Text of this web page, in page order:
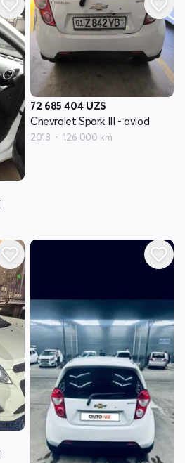
72 685 404 UZS
Chevrolet Spark III - avlod
2018 126 000 km